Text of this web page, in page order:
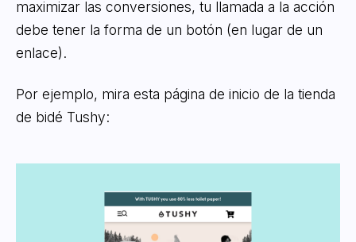
maximizar las conversiones, tu llamada a la acción
debe tener la forma de un botón (en lugar de un
enlace).
Por ejemplo, mira esta página de inicio de la tienda
de bidé Tushy: